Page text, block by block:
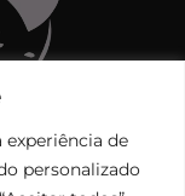
de
personalizado